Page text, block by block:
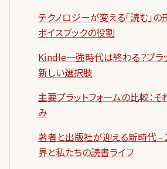
テクノロジーが変える「読む」の
ボイスブックの役割
Kindle一強時代は終わる？プラ
新しい選択肢
主要プラットフォームの比較：
み
著者と出版社が迎える新時代
界と私たちの読書ライフ